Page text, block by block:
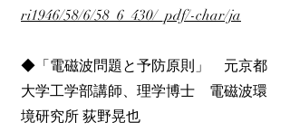
ri1946/58/6/58_6_430/_pdf/-char/ja
◆「電磁波問題と予防原則」 元京都
大学工学部講師、理学博士 電磁波環
境研究所 荻野晃也